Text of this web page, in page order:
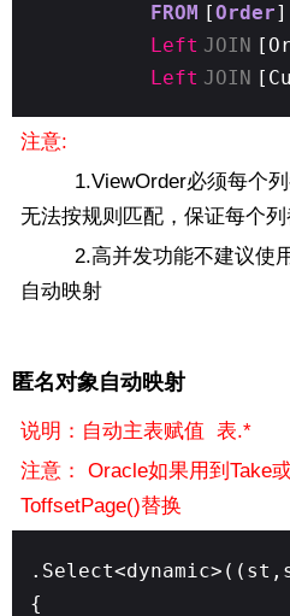
FROM
[Order
Left JOIN
Left JOIN
注意:
1.ViewOrder必须每个
无法按规则匹配，保证每个
2.高并发功能不建议使用
自动映射
匿名对象自动映射
说明：自动主表赋值 表.*
注意： Oracle如果用到Take
ToffsetPage()替换
{